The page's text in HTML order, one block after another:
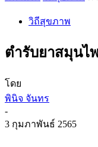
วิถีสุขภาพ
ตำรับยาสมุนไ
โดย
พินิจ จันทร
-
3 กุมภาพันธ์ 2565